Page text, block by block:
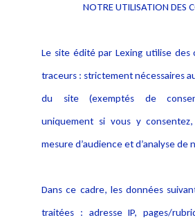
Alerte professionnelle
Déclaration d'accessibilité
Notice Légale
Politique de protection des
données
NOTRE UTILISATION DES
Le site édité par Lexing utilise des
traceurs : strictement nécessaires
du site (exemptés de
uniquement si vous y
mesure d’audience et d’analyse de
Dans ce cadre, les données
traitées : adresse IP, pages/